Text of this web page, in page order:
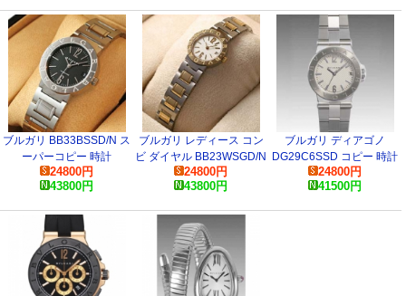
ブルガリ BB33BSSD/N ス
ーパーコピー 時計
24800円
43800円
ブルガリ レディース コン
ビ ダイヤル BB23WSGD/N
スーパーコピー 時計
24800円
43800円
ブルガリ ディアゴノ
DG29C6SSD コピー 時計
24800円
41500円